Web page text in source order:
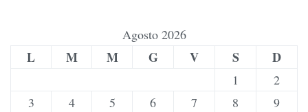
Agosto 2026
L M M G V S D
1
2
3
4 5 6 7 8
9